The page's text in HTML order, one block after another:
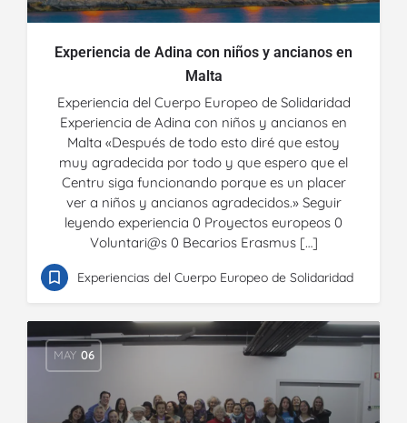
Experiencia de Adina con niños y ancianos en
Malta
Experiencia del Cuerpo Europeo de Solidaridad
Experiencia de Adina con niños y ancianos en
Malta «Después de todo esto diré que estoy
muy agradecida por todo y que espero que el
Centru siga funcionando porque es un placer
ver a niños y ancianos agradecidos.» Seguir
leyendo experiencia 0 Proyectos europeos 0
Voluntari@s 0 Becarios Erasmus […]
Experiencias del Cuerpo Europeo de Solidaridad
MAY 06